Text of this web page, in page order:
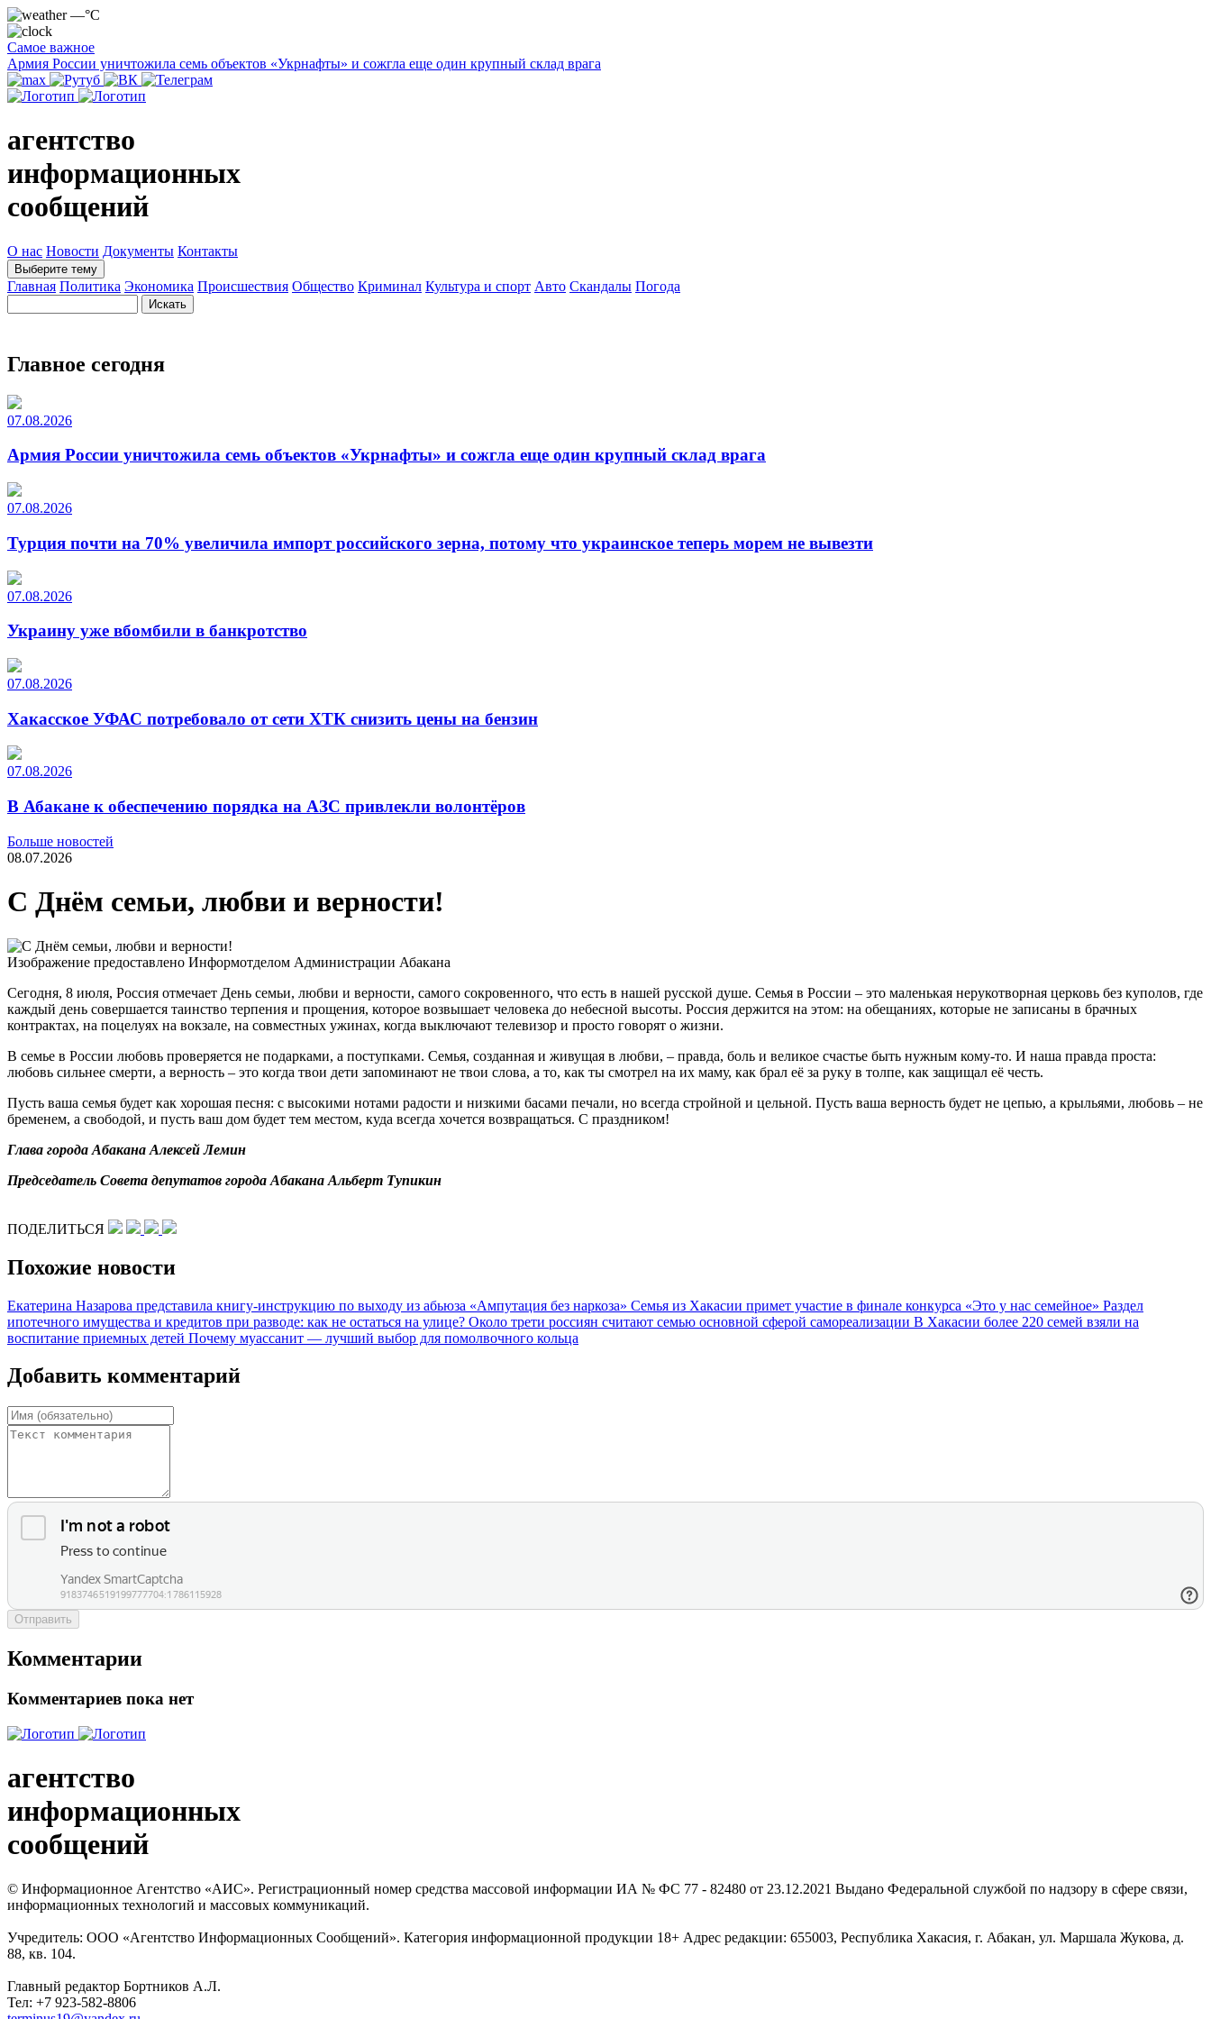
—°C
Самое важное
Армия России уничтожила семь объектов «Укрнафты» и сожгла еще один крупный склад врага
агентство
информационных
сообщений
О нас Новости Документы Контакты
Выберите тему
Главная Политика Экономика Происшествия Общество Криминал Культура и спорт Авто Скандалы Погода
Главное сегодня
07.08.2026
Армия России уничтожила семь объектов «Укрнафты» и сожгла еще один крупный склад врага
07.08.2026
Турция почти на 70% увеличила импорт российского зерна, потому что украинское теперь морем не вывезти
07.08.2026
Украину уже вбомбили в банкротство
07.08.2026
Хакасское УФАС потребовало от сети ХТК снизить цены на бензин
07.08.2026
В Абакане к обеспечению порядка на АЗС привлекли волонтёров
Больше новостей
08.07.2026
С Днём семьи, любви и верности!
Изображение предоставлено Информотделом Администрации Абакана
Сегодня, 8 июля, Россия отмечает День семьи, любви и верности, самого сокровенного, что есть в нашей русской душе. Семья в России – это маленькая нерукотворная церковь без куполов, где
каждый день совершается таинство терпения и прощения, которое возвышает человека до небесной высоты. Россия держится на этом: на обещаниях, которые не записаны в брачных
контрактах, на поцелуях на вокзале, на совместных ужинах, когда выключают телевизор и просто говорят о жизни.
В семье в России любовь проверяется не подарками, а поступками. Семья, созданная и живущая в любви, – правда, боль и великое счастье быть нужным кому-то. И наша правда проста:
любовь сильнее смерти, а верность – это когда твои дети запоминают не твои слова, а то, как ты смотрел на их маму, как брал её за руку в толпе, как защищал её честь.
Пусть ваша семья будет как хорошая песня: с высокими нотами радости и низкими басами печали, но всегда стройной и цельной. Пусть ваша верность будет не цепью, а крыльями, любовь – не
бременем, а свободой, и пусть ваш дом будет тем местом, куда всегда хочется возвращаться. С праздником!
Глава города Абакана Алексей Лемин
Председатель Совета депутатов города Абакана Альберт Тупикин
ПОДЕЛИТЬСЯ
Похожие новости
Екатерина Назарова представила книгу-инструкцию по выходу из абьюза «Ампутация без наркоза» Семья из Хакасии примет участие в финале конкурса «Это у нас семейное» Раздел
ипотечного имущества и кредитов при разводе: как не остаться на улице? Около трети россиян считают семью основной сферой самореализации В Хакасии более 220 семей взяли на
воспитание приемных детей Почему муассанит — лучший выбор для помолвочного кольца
Добавить комментарий
Отправить
Комментарии
Комментариев пока нет
агентство
информационных
сообщений
© Информационное Агентство «АИС». Регистрационный номер средства массовой информации ИА № ФС 77 - 82480 от 23.12.2021 Выдано Федеральной службой по надзору в сфере связи,
информационных технологий и массовых коммуникаций.
Учредитель: ООО «Агентство Информационных Сообщений». Категория информационной продукции 18+ Адрес редакции: 655003, Республика Хакасия, г. Абакан, ул. Маршала Жукова, д.
88, кв. 104.
Главный редактор Бортников А.Л.
Тел: +7 923-582-8806